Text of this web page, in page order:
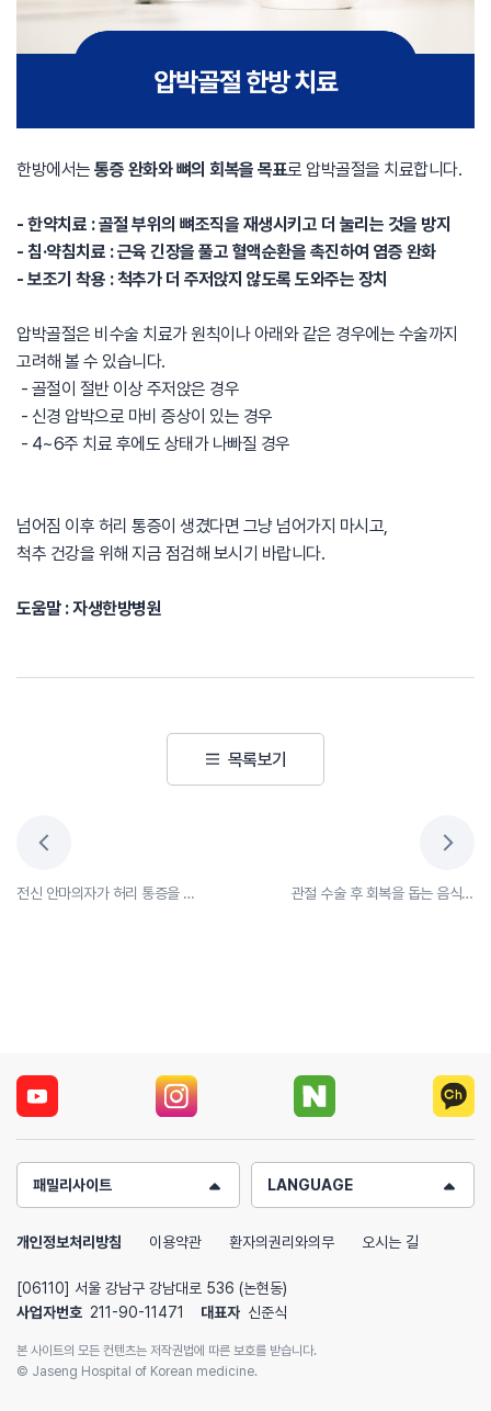
한방에서는 통증 완화와 뼈의 회복을 목표로 압박골절을 치료합니다.
- 한약치료 : 골절 부위의 뼈조직을 재생시키고 더 눌리는 것을 방지
- 침·약침치료 : 근육 긴장을 풀고 혈액순환을 촉진하여 염증 완화
- 보조기 착용 : 척추가 더 주저앉지 않도록 도와주는 장치
압박골절은 비수술 치료가 원칙이나 아래와 같은 경우에는 수술까지
고려해 볼 수 있습니다.
- 골절이 절반 이상 주저앉은 경우
- 신경 압박으로 마비 증상이 있는 경우
- 4~6주 치료 후에도 상태가 나빠질 경우
넘어짐 이후 허리 통증이 생겼다면 그냥 넘어가지 마시고,
척추 건강을 위해 지금 점검해 보시기 바랍니다.
도움말 : 자생한방병원
전신 안마의자가 허리 통증을 유발한다?
목록보기
관절 수술 후 회복을 돕는 음식과 여름철 관리법 알아보자
패밀리사이트 LANGUAGE
개인정보처리방침 이용약관 환자의권리와의무 오시는 길
[06110] 서울 강남구 강남대로 536 (논현동)
사업자번호 211-90-11471 대표자 신준식
본 사이트의 모든 컨텐츠는 저작권법에 따른 보호를 받습니다.
© Jaseng Hospital of Korean medicine.